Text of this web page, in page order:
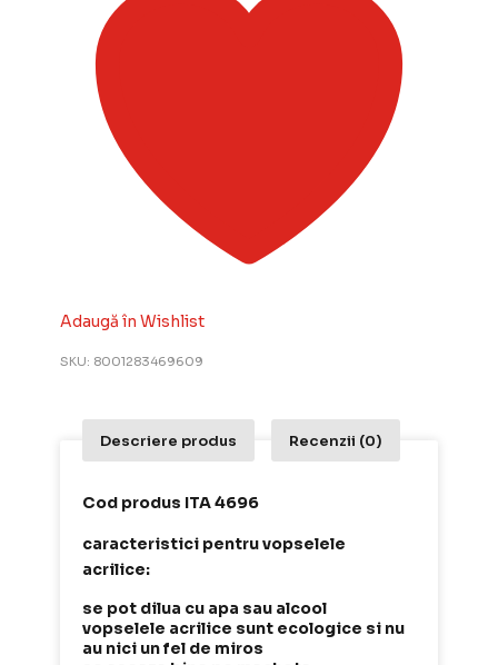
White
20ml
4696
Adaugă în Wishlist
SKU: 8001283469609
Descriere produs Recenzii (0)
Cod produs ITA 4696
caracteristici pentru vopselele
acrilice:
se pot dilua cu apa sau alcool
vopselele acrilice sunt ecologice si nu
au nici un fel de miros